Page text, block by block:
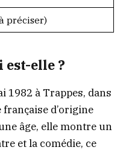
préciser)
elle ?
1982 à Trappes, dans
d’origine
âge, elle montre un
et la comédie, ce